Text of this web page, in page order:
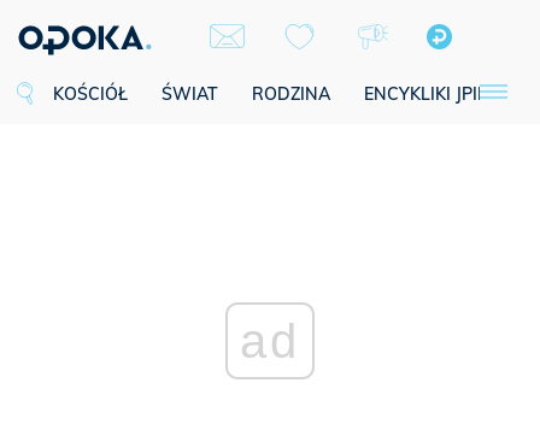
KOŚCIÓŁ ŚWIAT RODZINA ENCYKLIKI JPII
ad